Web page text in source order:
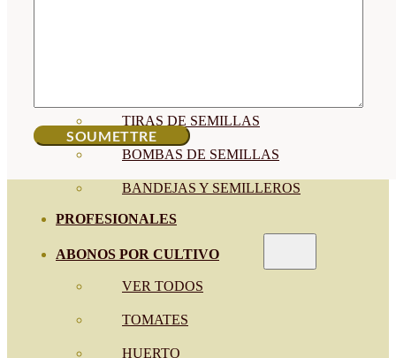
TIRAS DE SEMILLAS
BOMBAS DE SEMILLAS
BANDEJAS Y SEMILLEROS
PROFESIONALES
ABONOS POR CULTIVO
VER TODOS
TOMATES
HUERTO